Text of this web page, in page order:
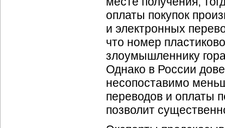
оплаты покупок
и электронных
что номер
злоумышленнику
Однако в России
несопоставимо
переводов и оплаты
позволит